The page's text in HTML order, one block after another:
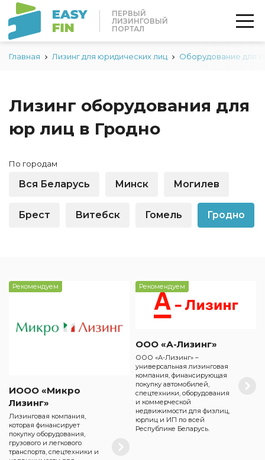
ПЕРВЫЙ
ЛИЗИНГОВЫЙ
ПОРТАЛ
Главная Лизинг для юридических лиц Оборудование для
Лизинг оборудования для
юр лиц в Гродно
По городам
Вся Беларусь Минск Могилев
Брест Витебск Гомель Гродно
Рекомендуем
ИООО «Микро
Лизинг»
Лизинговая компания,
которая финансирует
покупку оборудования,
грузового и легкового
транспорта, спецтехники и
Рекомендуем
ООО «А-Лизинг»
ООО «А-Лизинг» –
универсальная лизинговая
компания, финансирующая
покупку автомобилей,
спецтехники, оборудования
и коммерческой
недвижимости для физлиц,
юрлиц и ИП по всей
Республике Беларусь.